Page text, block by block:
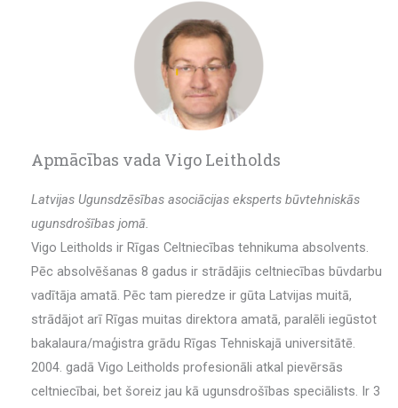
Apmācības vada Vigo Leitholds
Latvijas Ugunsdzēsības asociācijas eksperts būvtehniskās
ugunsdrošības jomā.
Vigo Leitholds ir Rīgas Celtniecības tehnikuma absolvents.
Pēc absolvēšanas 8 gadus ir strādājis celtniecības būvdarbu
vadītāja amatā. Pēc tam pieredze ir gūta Latvijas muitā,
strādājot arī Rīgas muitas direktora amatā, paralēli iegūstot
bakalaura/maģistra grādu Rīgas Tehniskajā universitātē.
2004. gadā Vigo Leitholds profesionāli atkal pievērsās
celtniecībai, bet šoreiz jau kā ugunsdrošības speciālists. Ir 3